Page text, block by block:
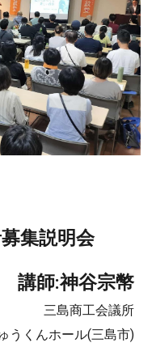
集説明会
講師:神谷宗幣
三島商工会議所
うくんホール(三島市)